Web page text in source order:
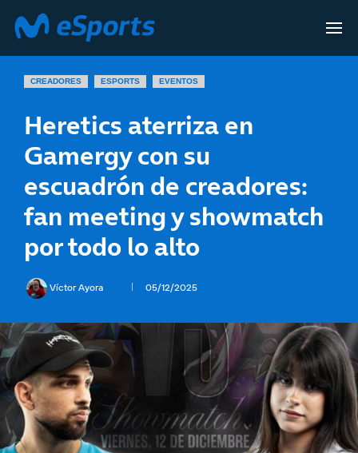
CREADORES ESPORTS EVENTOS
Heretics aterriza en
Gamergy con su
escuadrón de creadores:
fan meeting y showmatch
por todo lo alto
Víctor Ayora 05/12/2025